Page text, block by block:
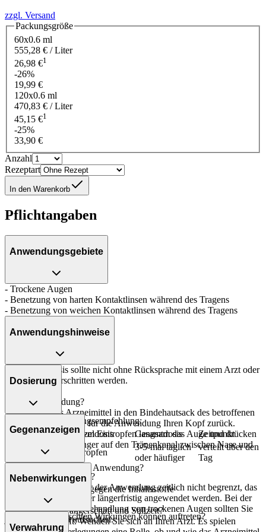
zzgl. Versand
Packungsgröße
60x0.6 ml
555,28 € / Liter
26,98 €1
-26%
19,99 €
120x0.6 ml
470,83 € / Liter
45,15 €1
-25%
33,90 €
Anzahl
Rezeptart
In den Warenkorb
Pflichtangaben
Anwendungsgebiete
- Trockene Augen
- Benetzung von harten Kontaktlinsen während des Tragens
- Benetzung von weichen Kontaktlinsen während des Tragens
Anwendungshinweise
Die Gesamtdosis sollte nicht ohne Rücksprache mit einem Arzt oder
Apotheker überschritten werden.
Art der Anwendung?
Tropfen Sie das Arzneimittel in den Bindehautsack des betroffenen
Auges ein. Legen Sie für die Anwendung Ihren Kopf zurück.
Schließen Sie nach dem Eintropfen langsam das Auge und drücken
Sie leicht mit dem Finger auf den Tränenkanal zwischen Nase und
innerem Augenlid.
Dauer der Anwendung?
Prinzipiell ist die Dauer der Anwendung zeitlich nicht begrenzt, das
Arzneimittel kann daher längerfristig angewendet werden. Bei der
Langzeit- oder Dauerbehandlung von trockenen Augen sollten Sie
jedoch einen Arzt aufsuchen.
Dosierung
Allgemeine Dosierungsempfehlung:
Personenkreis
Einzeldosis Gesamtdosis
Zeitpunkt
Altersgruppen
1 Tropfen
3-5-mal täglich
oder häufiger
verteilt über den
Tag
Gegenanzeigen
Was spricht gegen eine Anwendung?
- Überempfindlichkeit gegen die Inhaltsstoffe
Was ist mit Schwangerschaft und Stillzeit?
- Schwangerschaft: Wenden Sie sich an Ihren Arzt. Es spielen
Nebenwirkungen
Welche unerwünschten Wirkungen können auftreten?
Verwahrung